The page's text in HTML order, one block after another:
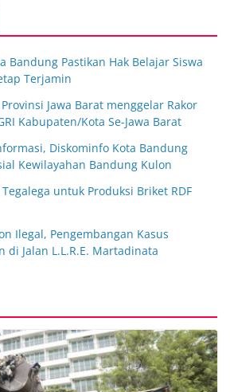
Bandung Pastikan Hak Belajar Siswa
Terjamin
Jawa Barat menggelar Rakor
Kabupaten/Kota Se-Jawa Barat
Diskominfo Kota Bandung
Kewilayahan Bandung Kulon
Tegalega untuk Produksi Briket RDF
Ilegal, Pengembangan Kasus
di Jalan L.L.R.E. Martadinata